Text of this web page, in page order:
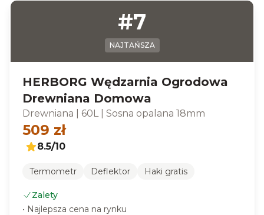
#7
NAJTAŃSZA
HERBORG Wędzarnia Ogrodowa
Drewniana Domowa
Drewniana 60L| Sosna opalana 18mm
509 zł
8.5/10
Termometr Deflektor Haki gratis
Zalety
• Najlepsza cena na rynku